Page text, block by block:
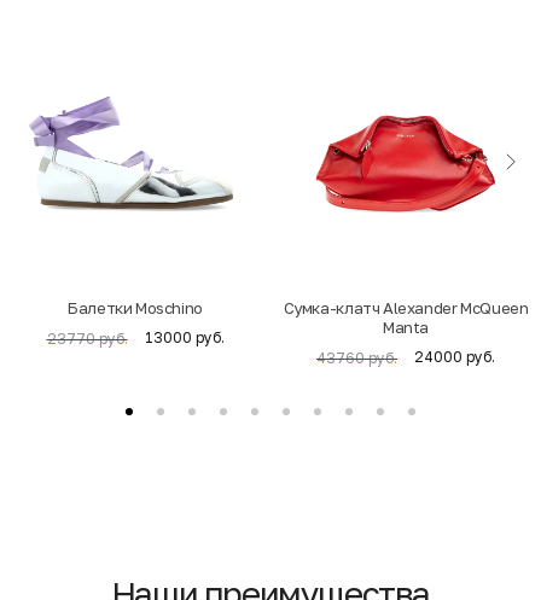
Балетки Moschino
23770 руб. 13000 руб.
Cумка-клатч Alexander McQueen
Manta
43760 руб. 24000 руб.